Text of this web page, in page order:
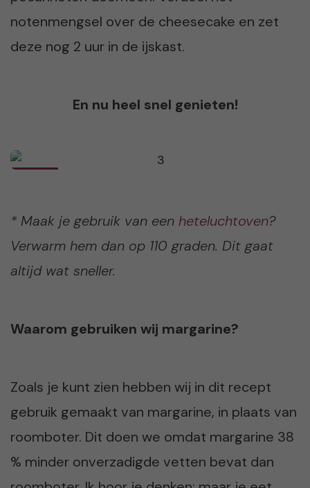
notenmengsel over de cheesecake en zet
deze nog 2 uur in de ijskast.
En nu heel snel genieten!
* Maak je gebruik van een heteluchtoven?
Verwarm hem dan op 110 graden. Dit gaat
altijd wat sneller.
Waarom gebruiken wij margarine?
Zoals je kunt zien hebben wij in dit recept
gebruik gemaakt van margarine, in plaats van
roomboter. Dit doen we omdat margarine 38
% minder onverzadigde vetten bevat dan